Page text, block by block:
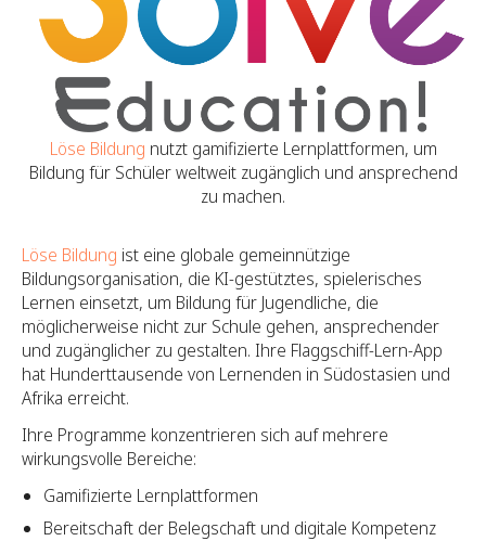
Löse Bildung nutzt gamifizierte Lernplattformen, um
Bildung für Schüler weltweit zugänglich und ansprechend
zu machen.
Löse Bildung ist eine globale gemeinnützige
Bildungsorganisation, die KI-gestütztes, spielerisches
Lernen einsetzt, um Bildung für Jugendliche, die
möglicherweise nicht zur Schule gehen, ansprechender
und zugänglicher zu gestalten. Ihre Flaggschiff-Lern-App
hat Hunderttausende von Lernenden in Südostasien und
Afrika erreicht.
Ihre Programme konzentrieren sich auf mehrere
wirkungsvolle Bereiche:
Gamifizierte Lernplattformen
Bereitschaft der Belegschaft und digitale Kompetenz